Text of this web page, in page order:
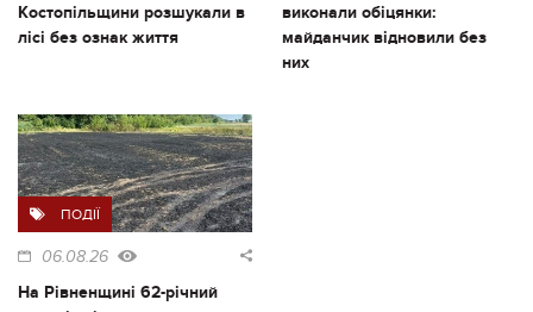
Костопільщини розшукали в
лісі без ознак життя
виконали обіцянки:
майданчик відновили без
них
ПОДІЇ
06.08.26
На Рівненщині 62-річний